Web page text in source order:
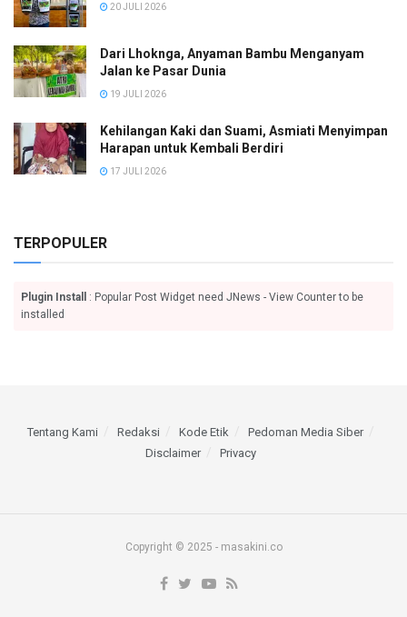
20 JULI 2026
Dari Lhoknga, Anyaman Bambu Menganyam
Jalan ke Pasar Dunia
19 JULI 2026
Kehilangan Kaki dan Suami, Asmiati Menyimpan
Harapan untuk Kembali Berdiri
17 JULI 2026
TERPOPULER
Plugin Install
: Popular Post Widget need JNews - View Counter to be
installed
Tentang Kami Redaksi Kode Etik
Pedoman Media Siber
Disclaimer
Privacy
Copyright © 2025 - masakini.co